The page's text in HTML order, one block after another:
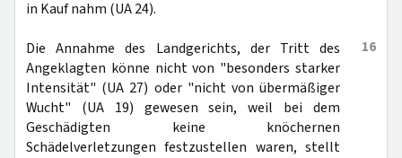
in Kauf nahm (UA 24).
16
Die Annahme des Landgerichts, der Tritt des
Angeklagten könne nicht von "besonders starker
Intensität" (UA 27) oder "nicht von übermäßiger
Wucht" (UA 19) gewesen sein, weil bei dem
Geschädigten keine knöchernen
Schädelverletzungen festzustellen waren, stellt